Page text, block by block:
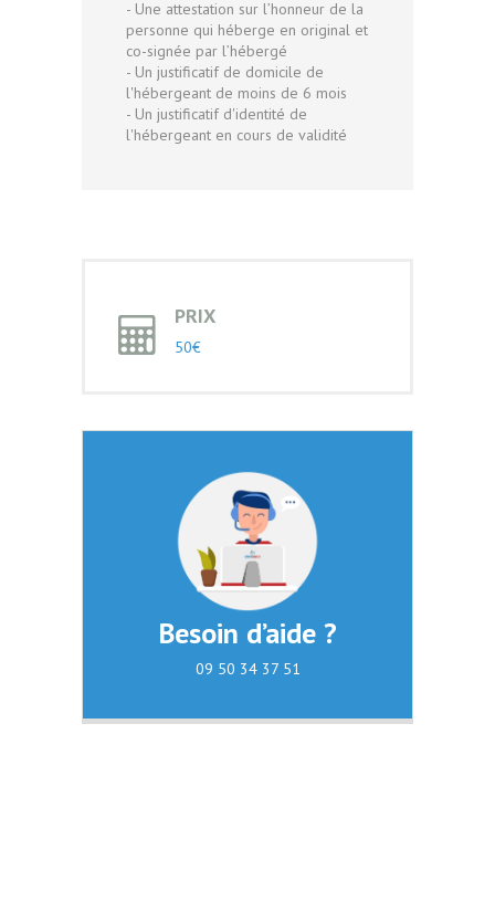
- Une attestation sur l’honneur de la
personne qui héberge en original et
co-signée par l’hébergé
- Un justificatif de domicile de
l'hébergeant de moins de 6 mois
- Un justificatif d'identité de
l'hébergeant en cours de validité
PRIX
50€
Besoin d’aide ?
09 50 34 37 51